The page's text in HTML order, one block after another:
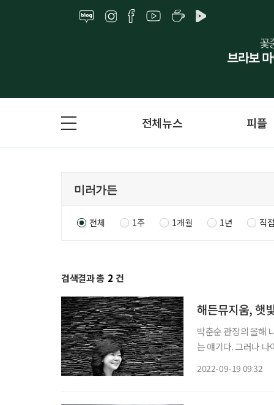
전체뉴스 피플
전체 1주 1개월 1년 직
검색결과 총 2 건
해든뮤지움, 햇
박춘순 관장의 올해
는 얘기다. 그러나
2022-09-19 09:32